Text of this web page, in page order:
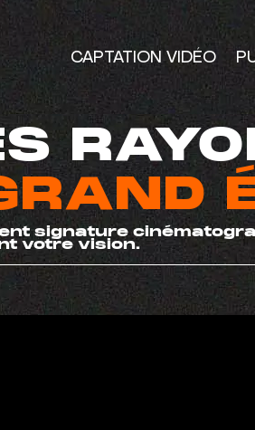
CAPTATION VIDÉO
signature
votre vision.